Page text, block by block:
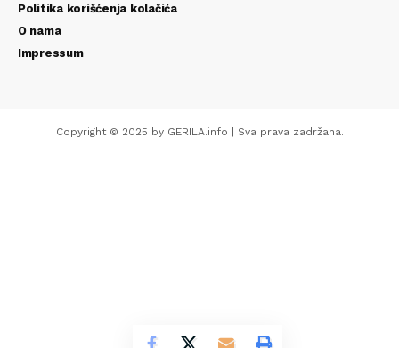
Politika korišćenja kolačića
O nama
Impressum
Copyright © 2025 by GERILA.info | Sva prava zadržana.